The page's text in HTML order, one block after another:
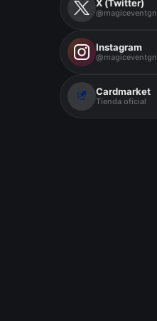
X (Twitter)
@magiceventgn
Instagram
@magiceventgn
Cardmarket
Tienda oficial